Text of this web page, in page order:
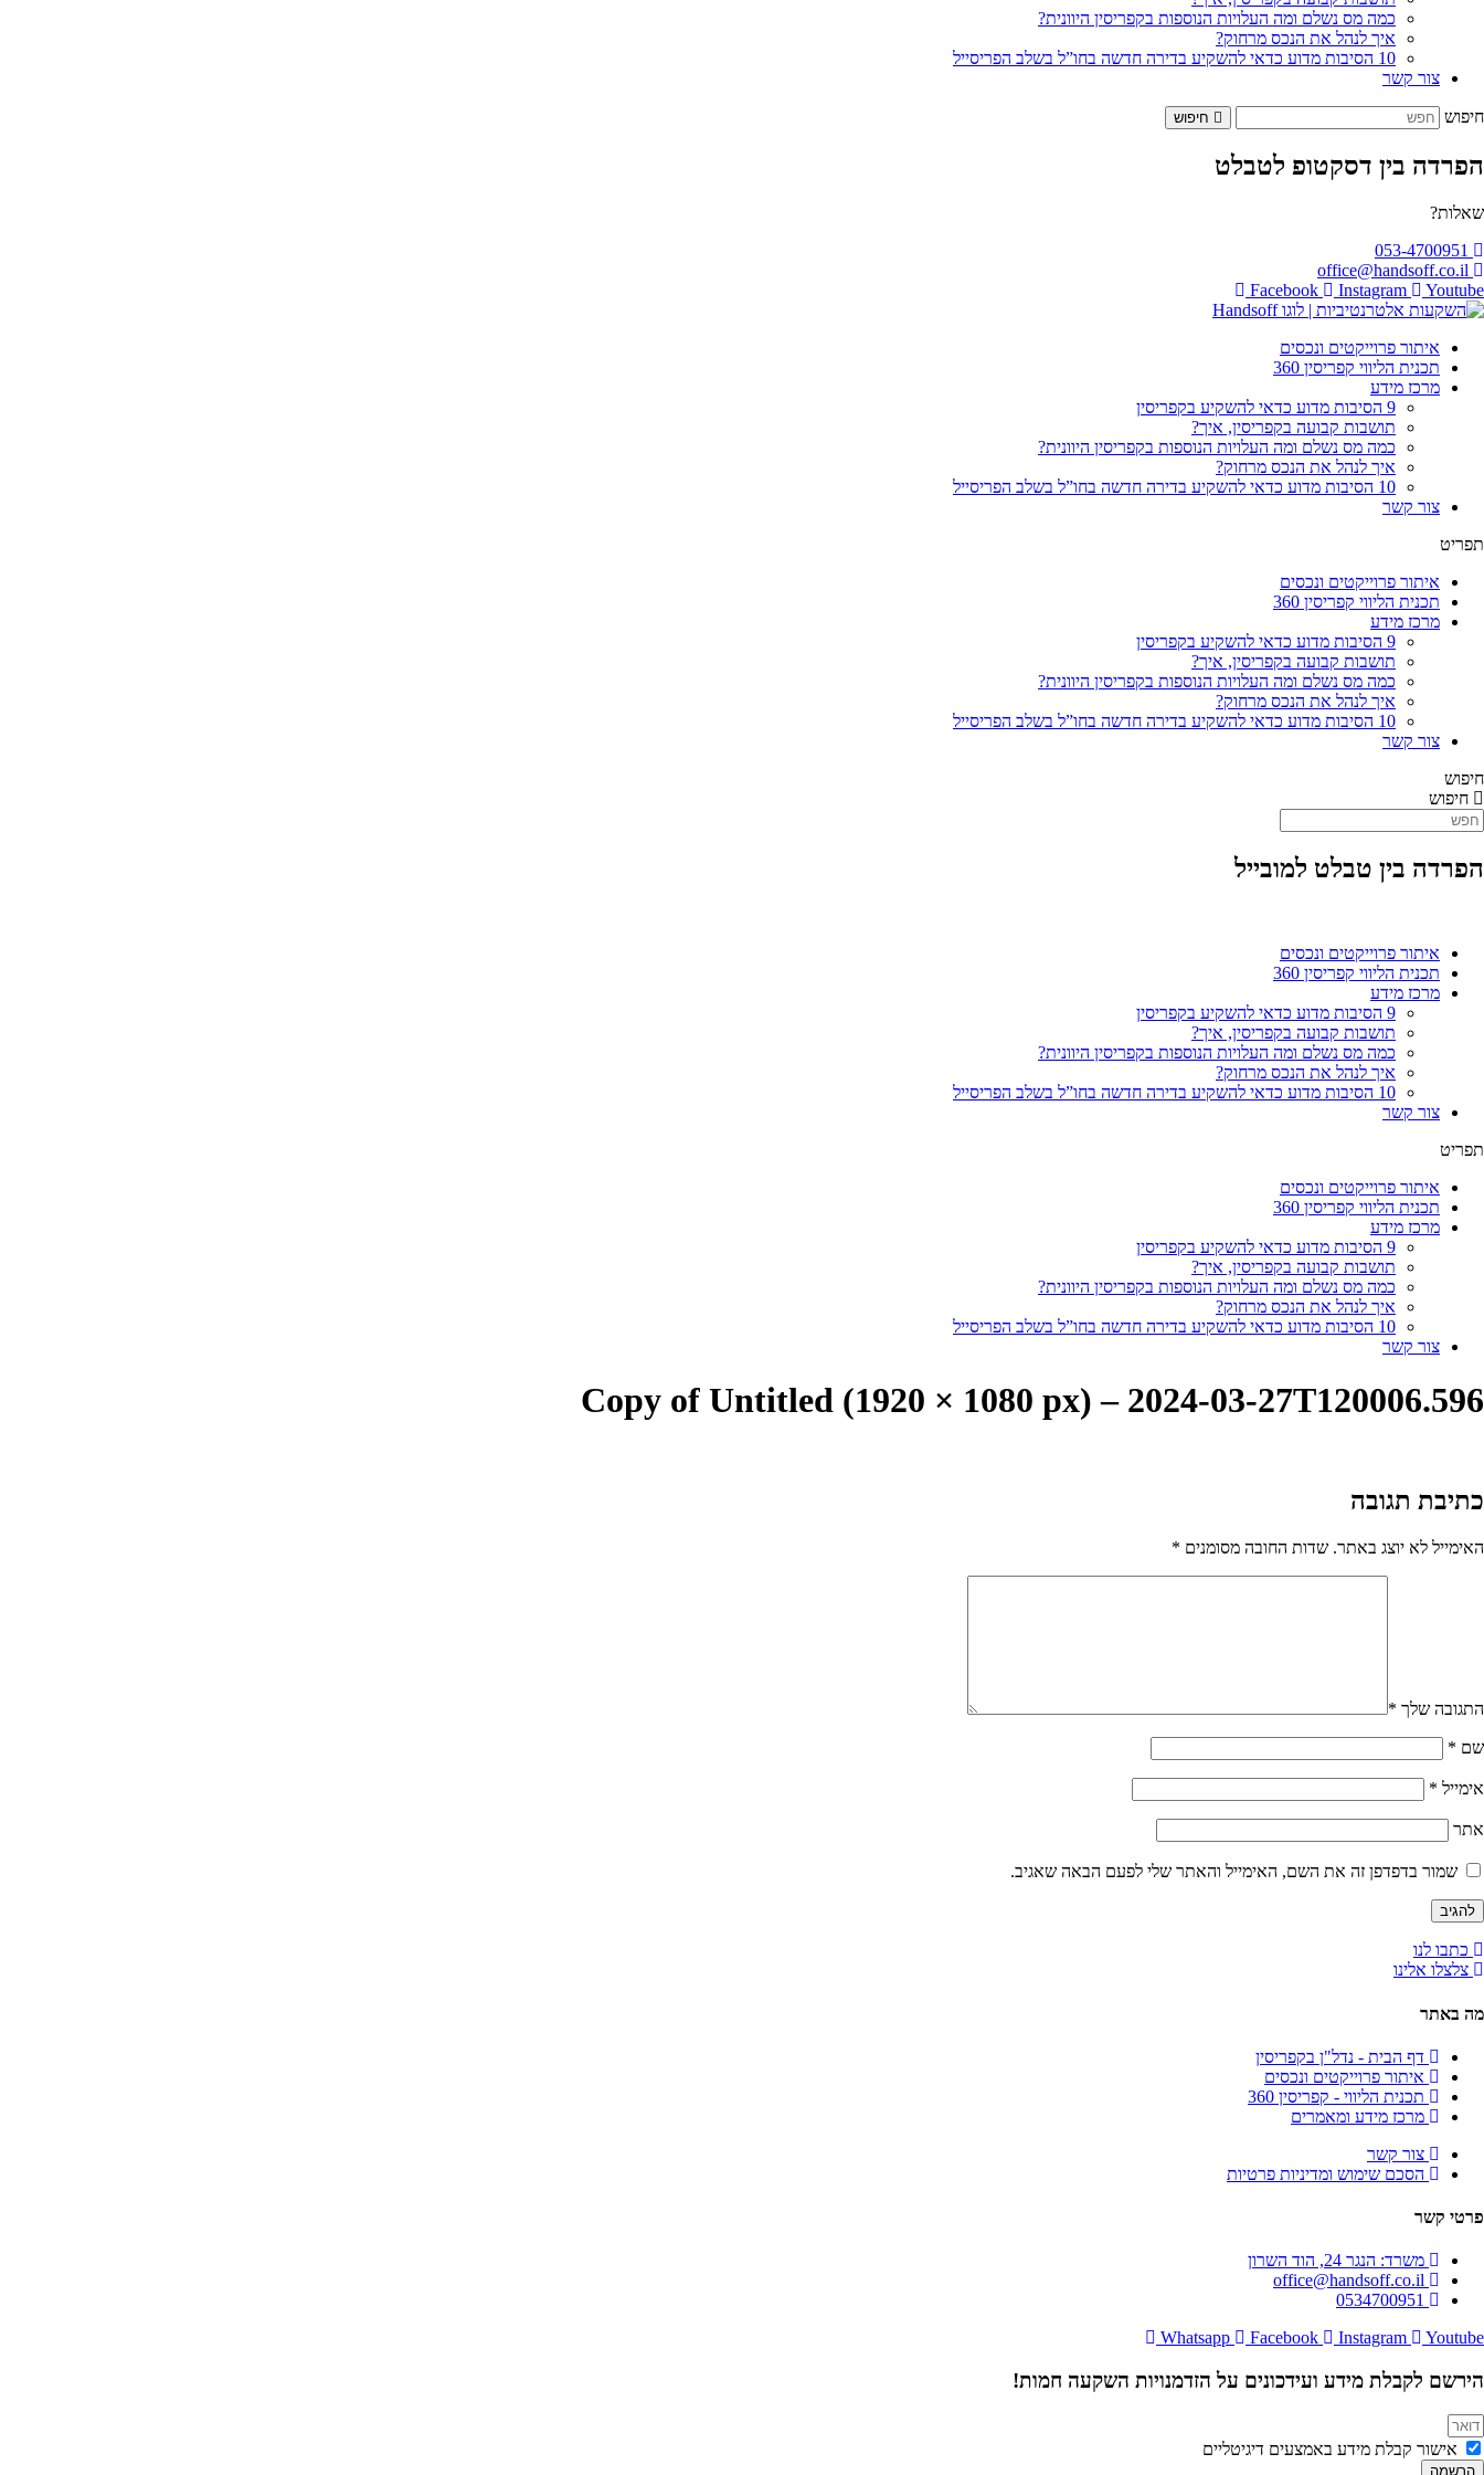
כמה מס נשלם ומה העלויות הנוספות בקפריסין היוונית?
איך לנהל את הנכס מרחוק?
10 הסיבות מדוע כדאי להשקיע בדירה חדשה בחו”ל בשלב הפריסייל
צור קשר
חיפוש חיפוש
הפרדה בין דסקטופ לטבלט
שאלות?
053-4700951
office@handsoff.co.il
Facebook
Instagram Youtube
איתור פרוייקטים ונכסים
תכנית הליווי קפריסין 360
מרכז מידע
9 הסיבות מדוע כדאי להשקיע בקפריסין
תושבות קבועה בקפריסין, איך?
כמה מס נשלם ומה העלויות הנוספות בקפריסין היוונית?
איך לנהל את הנכס מרחוק?
10 הסיבות מדוע כדאי להשקיע בדירה חדשה בחו”ל בשלב הפריסייל
צור קשר
תפריט
איתור פרוייקטים ונכסים
תכנית הליווי קפריסין 360
מרכז מידע
9 הסיבות מדוע כדאי להשקיע בקפריסין
תושבות קבועה בקפריסין, איך?
כמה מס נשלם ומה העלויות הנוספות בקפריסין היוונית?
איך לנהל את הנכס מרחוק?
10 הסיבות מדוע כדאי להשקיע בדירה חדשה בחו”ל בשלב הפריסייל
צור קשר
חיפוש
חיפוש
הפרדה בין טבלט למובייל
איתור פרוייקטים ונכסים
תכנית הליווי קפריסין 360
מרכז מידע
9 הסיבות מדוע כדאי להשקיע בקפריסין
תושבות קבועה בקפריסין, איך?
כמה מס נשלם ומה העלויות הנוספות בקפריסין היוונית?
איך לנהל את הנכס מרחוק?
10 הסיבות מדוע כדאי להשקיע בדירה חדשה בחו”ל בשלב הפריסייל
צור קשר
תפריט
איתור פרוייקטים ונכסים
תכנית הליווי קפריסין 360
מרכז מידע
9 הסיבות מדוע כדאי להשקיע בקפריסין
תושבות קבועה בקפריסין, איך?
כמה מס נשלם ומה העלויות הנוספות בקפריסין היוונית?
איך לנהל את הנכס מרחוק?
10 הסיבות מדוע כדאי להשקיע בדירה חדשה בחו”ל בשלב הפריסייל
צור קשר
Copy of Untitled (1920 × 1080 px) – 2024-03-27T120006.596
כתיבת תגובה
האימייל לא יוצג באתר. שדות החובה מסומנים *
התגובה שלך *
שם *
אימייל *
אתר
שמור בדפדפן זה את השם, האימייל והאתר שלי לפעם הבאה שאגיב.
כתבו לנו
צלצלו אלינו
מה באתר
דף הבית - נדל"ן בקפריסין
איתור פרוייקטים ונכסים
תכנית הליווי - קפריסין 360
מרכז מידע ומאמרים
צור קשר
הסכם שימוש ומדיניות פרטיות
פרטי קשר
משרד: הנגר 24, הוד השרון
office@handsoff.co.il
0534700951
Whatsapp
Facebook Instagram Youtube
הירשם לקבלת מידע ועידכונים על הזדמנויות השקעה חמות!
אישור קבלת מידע באמצעים דיגיטליים
הרשמה